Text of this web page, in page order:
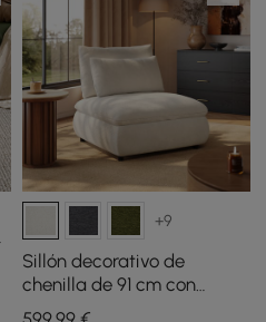
+9
Sillón decorativo de
chenilla de 91 cm con
almacenaje oculto y